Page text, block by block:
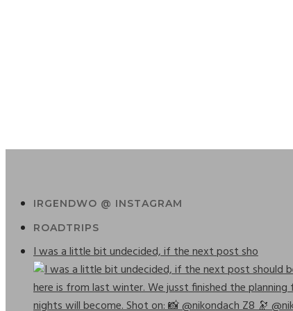
IRGENDWO @ INSTAGRAM
ROADTRIPS
I was a little bit undecided, if the next post sho